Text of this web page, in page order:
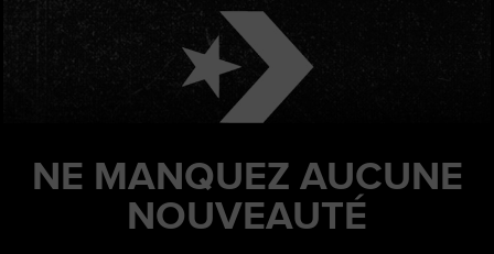
NE MANQUEZ AUCUNE
NOUVEAUTÉ